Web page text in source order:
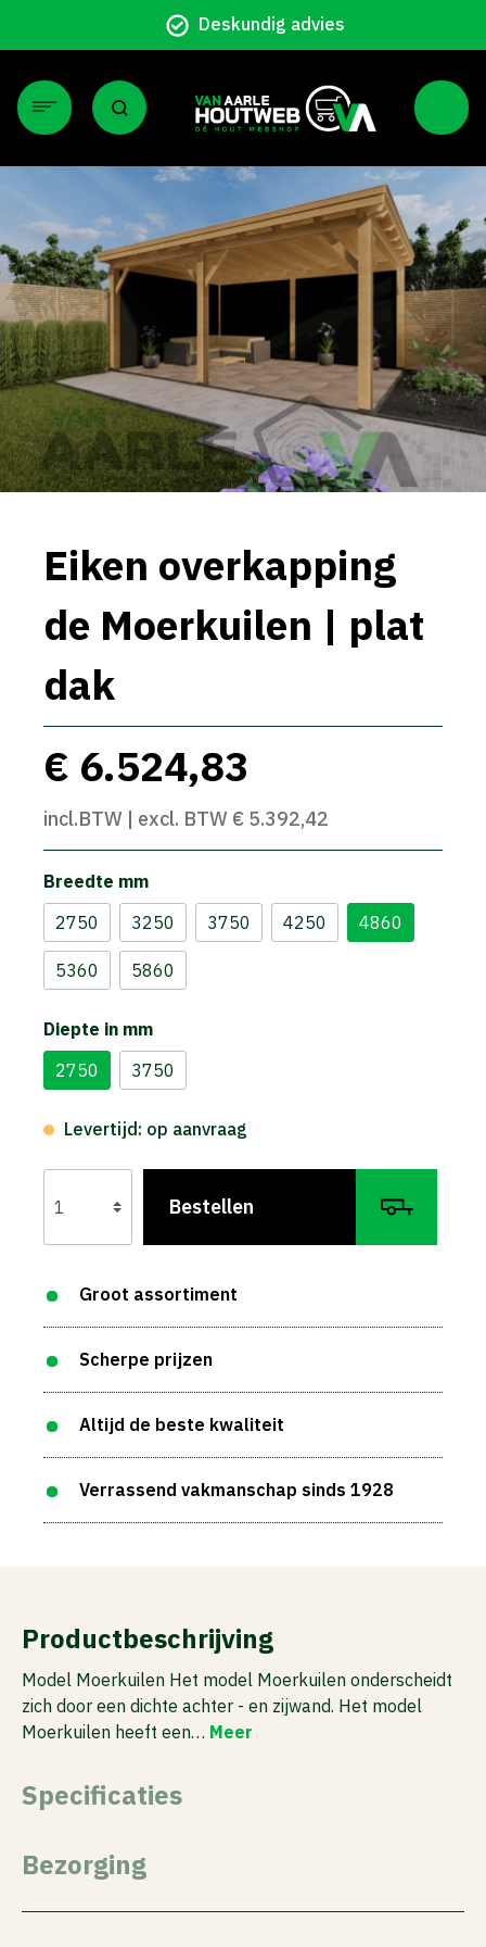
Particulier en zakelijk
Eiken overkapping
de Moerkuilen | plat
dak
€ 6.524,83
incl.BTW | excl. BTW € 5.392,42
Breedte mm
2750
3250 3750 4250 4860
5360 5860
Diepte in mm
2750
3750
Levertijd: op aanvraag
Bestellen
Groot assortiment
Scherpe prijzen
Altijd de beste kwaliteit
Verrassend vakmanschap sinds 1928
Productbeschrijving
Model Moerkuilen Het model Moerkuilen onderscheidt
zich door een dichte achter - en zijwand. Het model
Moerkuilen heeft een… Meer
Specificaties
Bezorging